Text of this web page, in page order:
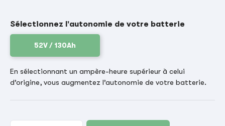
Sélectionnez l'autonomie de votre batterie
52V / 130Ah
En sélectionnant un ampère-heure supérieur à celui
d’origine, vous augmentez l’autonomie de votre batterie.